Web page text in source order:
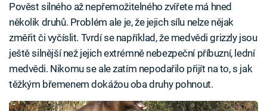
Pověst silného až nepřemožitelného zvířete má hned
několik druhů. Problém ale je, že jejich sílu nelze nějak
změřit či vyčíslit. Tvrdí se například, že medvědi grizzly jsou
ještě silnější než jejich extrémně nebezpeční příbuzní, lední
medvědi. Nikomu se ale zatím nepodařilo přijít na to, s jak
těžkým břemenem dokážou oba druhy pohnout.